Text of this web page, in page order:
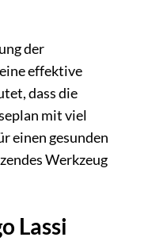
der
effektive
dass die
mit viel
einen gesunden
Werkzeug
Lassi